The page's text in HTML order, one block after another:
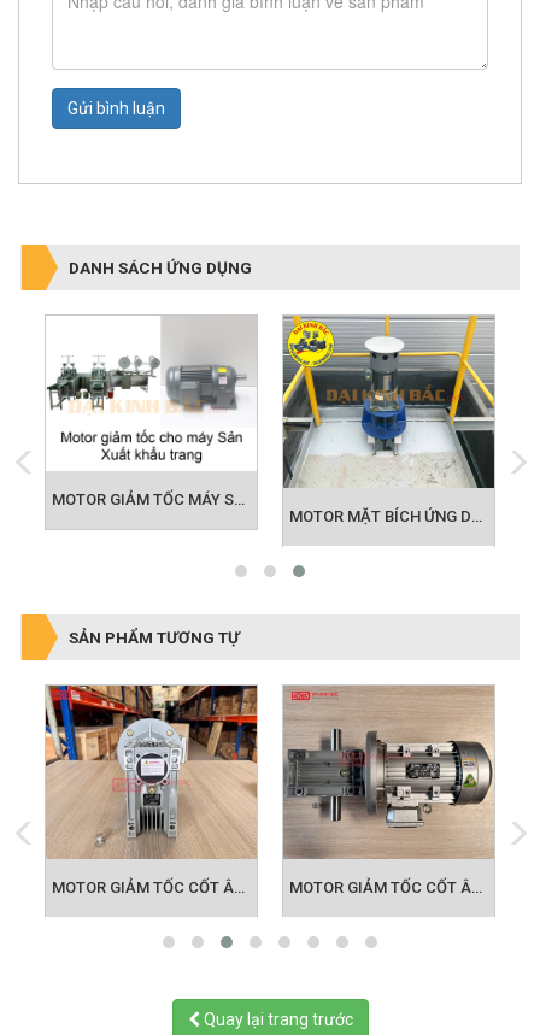
Gửi bình luận
DANH SÁCH ỨNG DỤNG
MOTOR MẶT BÍCH ỨNG DỤNG KHUẤY HÓA CHẤT
SẢN PHẨM TƯƠNG TỰ
MOTOR GIẢM TỐC CỐT ÂM NMRV 075 MOTOR GIẢM TỐC CỐT ÂM NMRV 090
Quay lại trang trước